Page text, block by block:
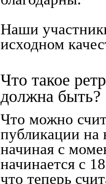
Наши
исходном
Что такое
должна быть?
Что можно
публикации
начиная c
начинается с
что теперь